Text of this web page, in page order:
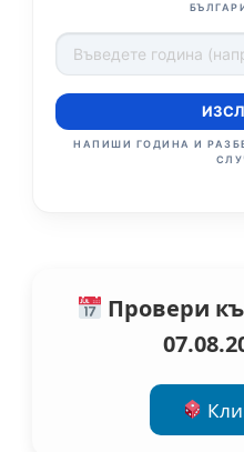
НАПИШИ ГОДИНА И
Провери